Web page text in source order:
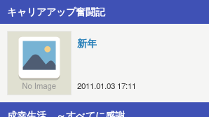
キャリアアップ奮闘記
新年
2011.01.03 17:11